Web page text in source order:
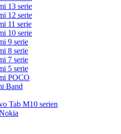
13 serie
12 serie
11 serie
10 serie
9 serie
8 serie
7 serie
5 serie
POCO
Band
Tab M10 serien